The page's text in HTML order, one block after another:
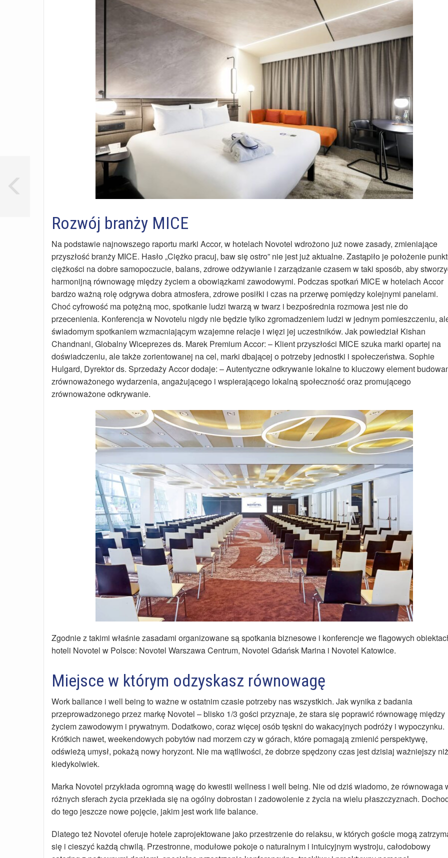
Rozwój branży MICE
Na podstawie najnowszego raportu marki Accor, w hotelach Novotel wdrożono już nowe zasady, zmieniające
przyszłość branży MICE. Hasło „Ciężko pracuj, baw się ostro” nie jest już aktualne. Zastąpiło je położenie
ciężkości na dobre samopoczucie, balans, zdrowe odżywianie i zarządzanie czasem w taki sposób, aby
harmonijną równowagę między życiem a obowiązkami zawodowymi. Podczas spotkań MICE w hotelach Accor
bardzo ważną rolę odgrywa dobra atmosfera, zdrowe posiłki i czas na przerwę pomiędzy kolejnymi panelami.
Choć cyfrowość ma potężną moc, spotkanie ludzi twarzą w twarz i bezpośrednia rozmowa jest nie do
przecenienia. Konferencja w Novotelu nigdy nie będzie tylko zgromadzeniem ludzi w jednym pomieszczeniu,
świadomym spotkaniem wzmacniającym wzajemne relacje i więzi jej uczestników. Jak powiedział Kishan
Chandnani, Globalny Wiceprezes ds. Marek Premium Accor: – Klient przyszłości MICE szuka marki opartej na
doświadczeniu, ale także zorientowanej na cel, marki dbającej o potrzeby jednostki i społeczeństwa. Sophie
Hulgard, Dyrektor ds. Sprzedaży Accor dodaje: – Autentyczne odkrywanie lokalne to kluczowy element
zrównoważonego wydarzenia, angażującego i wspierającego lokalną społeczność oraz promującego
zrównoważone odkrywanie.
Zgodnie z takimi właśnie zasadami organizowane są spotkania biznesowe i konferencje we flagowych
hoteli Novotel w Polsce: Novotel Warszawa Centrum, Novotel Gdańsk Marina i Novotel Katowice.
Miejsce w którym odzyskasz równowagę
Work ballance i well being to ważne w ostatnim czasie potrzeby nas wszystkich. Jak wynika z badania
przeprowadzonego przez markę Novotel – blisko 1/3 gości przyznaje, że stara się poprawić równowagę między
życiem zawodowym i prywatnym. Dodatkowo, coraz więcej osób tęskni do wakacyjnych podróży i wypoczynku.
Krótkich nawet, weekendowych pobytów nad morzem czy w górach, które pomagają zmienić perspektywę,
odświeżą umysł, pokażą nowy horyzont. Nie ma wątliwości, że dobrze spędzony czas jest dzisiaj ważniejszy niż
kiedykolwiek.
Marka Novotel przykłada ogromną wagę do kwestii wellness i well being. Nie od dziś wiadomo, że równowaga
różnych sferach życia przekłada się na ogólny dobrostan i zadowolenie z życia na wielu płaszczyznach.
do tego jeszcze nowe pojęcie, jakim jest work life balance.
Dlatego też Novotel oferuje hotele zaprojektowane jako przestrzenie do relaksu, w których goście mogą
się i cieszyć każdą chwilą. Przestronne, modułowe pokoje o naturalnym i intuicyjnym wystroju, całodobowy